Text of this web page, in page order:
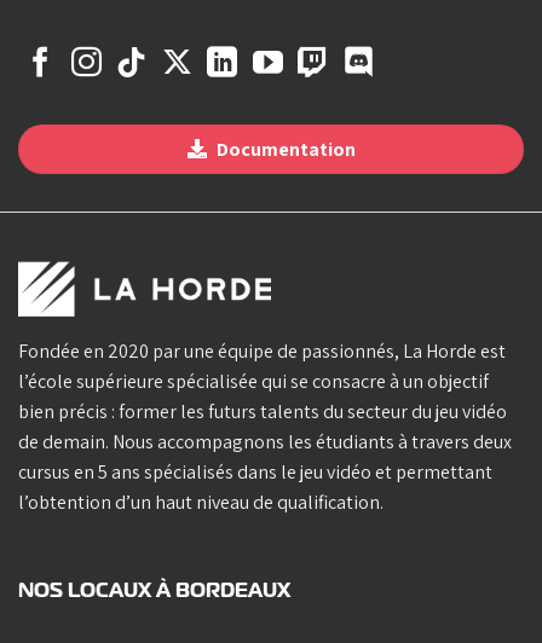
Documentation
Fondée en 2020 par une équipe de passionnés, La Horde est
l’école supérieure spécialisée qui se consacre à un objectif
bien précis : former les futurs talents du secteur du jeu vidéo
de demain. Nous accompagnons les étudiants à travers deux
cursus en 5 ans spécialisés dans le jeu vidéo et permettant
l’obtention d’un haut niveau de qualification.
NOS LOCAUX À BORDEAUX